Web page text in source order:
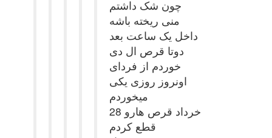
چون شک داشتم
منی ریخته باشه
داخل یک ساعت بعد
دوتا قرص ال دی
خوردم از فردای
اونروز روزی یکی
میخوردم
28 خرداد قرص هارو
قطع کردم